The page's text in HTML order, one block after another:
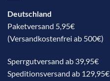
Deutschland
Paketversand 5,95€
(Versandkostenfrei ab 500€)
Sperrgutversand ab 39,95€
Speditionsversand ab 129,95€